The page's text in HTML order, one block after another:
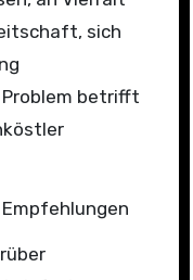
sich
betrifft